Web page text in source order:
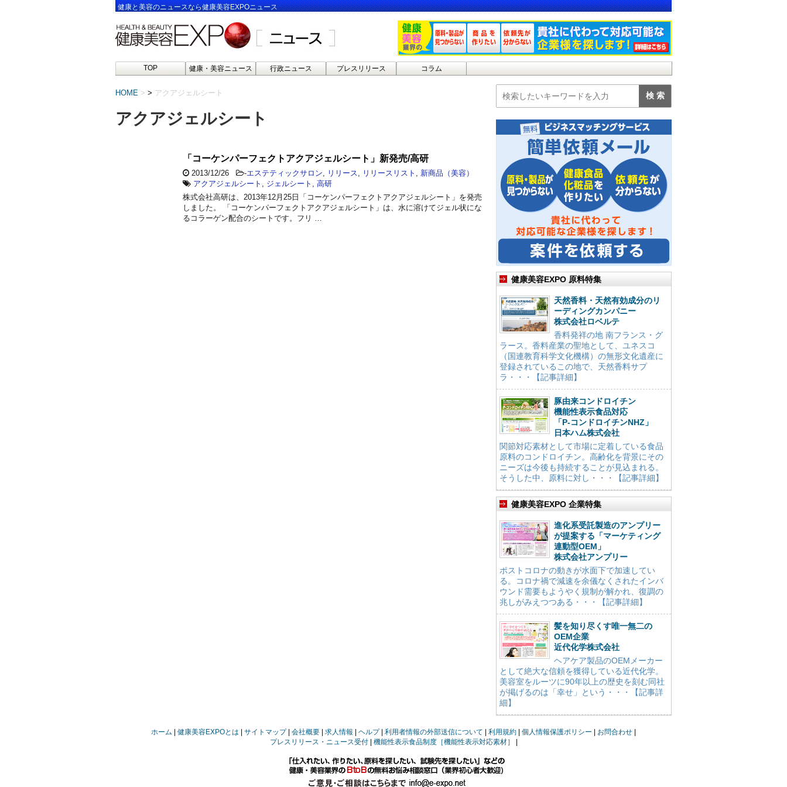
健康と美容のニュースなら健康美容EXPOニュース
TOP 健康・美容ニュース 行政ニュース プレスリリース コラム
HOME > アクアジェルシート
アクアジェルシート
「コーケンパーフェクトアクアジェルシート」新発売/高研
2013/12/26 -エステティックサロン リリース リリースリスト
新商品（美容）
アクアジェルシート
ジェルシート
高研
株式会社高研は、2013年12月25日「コーケンパーフェクトアクアジェルシート」を発売
しました。 「コーケンパーフェクトアクアジェルシート」は、水に溶けてジェル状にな
るコラーゲン配合のシートです。フリ …
健康美容EXPO 原料特集
天然香料・天然有効成分のリ
ーディングカンパニー
株式会社ロベルテ
香料発祥の地 南フランス・グ
ラース。香料産業の聖地として、ユネスコ
（国連教育科学文化機構）の無形文化遺産に
登録されているこの地で、天然香料サプ
ラ・・・【記事詳細】
豚由来コンドロイチン
機能性表示食品対応
「P-コンドロイチンNHZ」
日本ハム株式会社
関節対応素材として市場に定着している食品
原料のコンドロイチン。高齢化を背景にその
ニーズは今後も持続することが見込まれる。
そうした中、原料に対し・・・【記事詳細】
健康美容EXPO 企業特集
進化系受託製造のアンプリー
が提案する「マーケティング
連動型OEM」
株式会社アンプリー
ポストコロナの動きが水面下で加速してい
る。コロナ禍で減速を余儀なくされたインバ
ウンド需要もようやく規制が解かれ、復調の
兆しがみえつつある・・・【記事詳細】
髪を知り尽くす唯一無二の
OEM企業
近代化学株式会社
ヘアケア製品のOEMメーカー
として絶大な信頼を獲得している近代化学。
美容室をルーツに90年以上の歴史を刻む同社
が掲げるのは「幸せ」という・・・【記事詳
細】
ホーム 健康美容EXPOとは サイトマップ 会社概要 求人情報 ヘルプ 利用者情報の外部送信について 利用規約 個人情報保護ポリシー
お問合わせ
プレスリリース・ニュース受付
機能性表示食品制度［機能性表示対応素材］